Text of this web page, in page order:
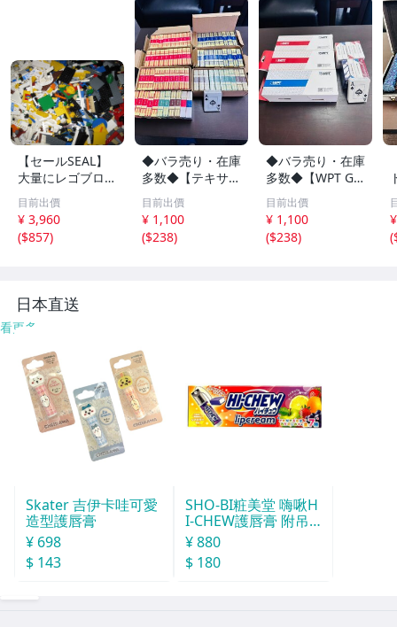
【セールSEAL】
大量にレゴブロッ
クが必要な方必
見！！お得★LEG
Oレゴブロック
3kg バラバラい
目前出價
¥ 3,960
($857)
◆バラ売り・在庫
多数◆【テキサス
ホールデム ポー
カー トランプ TE
XAS HOLD`EM カ
ジノジャンボイン
目前出價
¥ 1,100
($238)
◆バラ売り・在庫
多数◆【WPT GG
poker ポーカー
プラスチックトラ
ンプ 100%プラス
チック 防水 WPT
目前出價
¥ 1,100
($238)
(
日本直送
看更多
Skater 吉伊卡哇可愛
造型護唇膏
¥ 698
$ 143
SHO-BI粧美堂 嗨啾H
I-CHEW護唇膏 附吊
飾(款式隨機)
¥ 880
$ 180